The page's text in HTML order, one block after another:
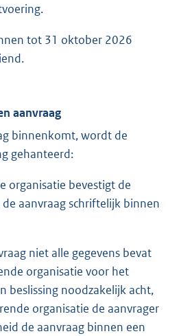
tot 31 oktober 2026
aanvraag
binnenkomt, wordt de
gehanteerd:
organisatie bevestigt de
aanvraag schriftelijk binnen
niet alle gegevens bevat
organisatie voor het
beslissing noodzakelijk acht,
organisatie de aanvrager
de aanvraag binnen een